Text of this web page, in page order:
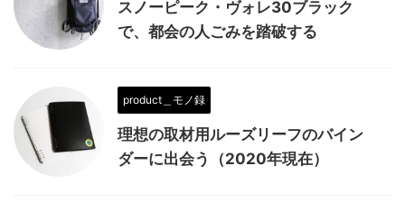
スノーピーク・ヴォレ30ブラック
で、都会の人ごみを踏破する
product＿モノ録
理想の取材用ルーズリーフのバイン
ダーに出会う（2020年現在）